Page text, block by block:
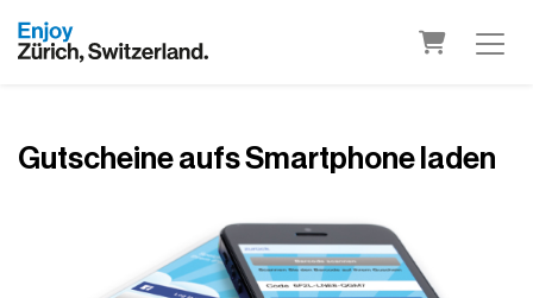
Gutscheine aufs Smartphone laden